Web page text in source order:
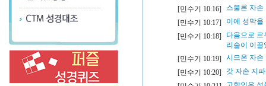
[민수기 10:16]
스불론 자
[민수기 10:17]
이에 성막
[민수기 10:18]
다음으로
리술이 이끌
[민수기 10:19]
시므온 자손
[민수기 10:20]
갓 자손 지